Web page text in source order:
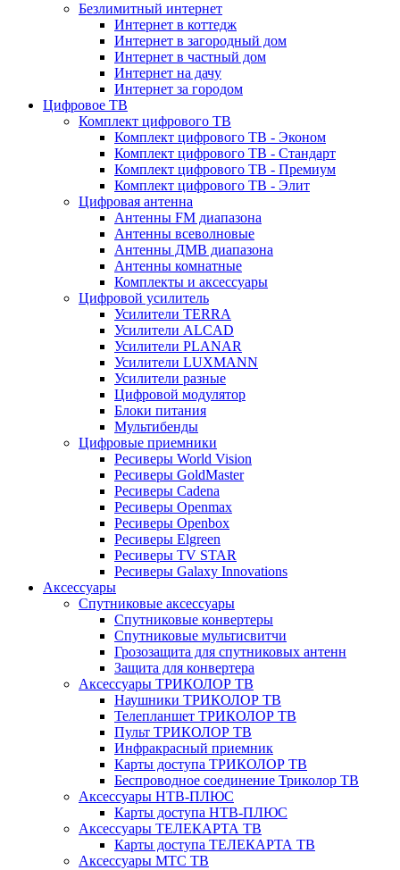
Безлимитный интернет
Интернет в коттедж
Интернет в загородный дом
Интернет в частный дом
Интернет на дачу
Интернет за городом
Цифровое ТВ
Комплект цифрового ТВ
Комплект цифрового ТВ - Эконом
Комплект цифрового ТВ - Стандарт
Комплект цифрового ТВ - Премиум
Комплект цифрового ТВ - Элит
Цифровая антенна
Антенны FM диапазона
Антенны всеволновые
Антенны ДМВ диапазона
Антенны комнатные
Комплекты и аксессуары
Цифровой усилитель
Усилители TERRA
Усилители ALCAD
Усилители PLANAR
Усилители LUXMANN
Усилители разные
Цифровой модулятор
Блоки питания
Мультибенды
Цифровые приемники
Ресиверы World Vision
Ресиверы GoldMaster
Ресиверы Cadena
Ресиверы Openmax
Ресиверы Openbox
Ресиверы Elgreen
Ресиверы TV STAR
Ресиверы Galaxy Innovations
Аксессуары
Спутниковые аксессуары
Спутниковые конвертеры
Спутниковые мультисвитчи
Грозозащита для спутниковых антенн
Защита для конвертера
Аксессуары ТРИКОЛОР ТВ
Наушники ТРИКОЛОР ТВ
Телепланшет ТРИКОЛОР ТВ
Пульт ТРИКОЛОР ТВ
Инфракрасный приемник
Карты доступа ТРИКОЛОР ТВ
Беспроводное соединение Триколор ТВ
Аксессуары НТВ-ПЛЮС
Карты доступа НТВ-ПЛЮС
Аксессуары ТЕЛЕКАРТА ТВ
Карты доступа ТЕЛЕКАРТА ТВ
Аксессуары МТС ТВ